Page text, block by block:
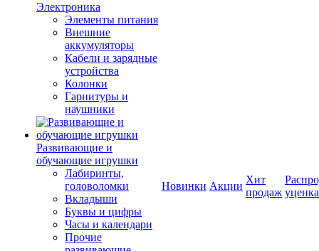
Электроника
Элементы питания
Внешние
аккумуляторы
Кабели и зарядные
устройства
Колонки
Гарнитуры и
наушники
Развивающие и
обучающие игрушки
Лабиринты,
головоломки
Вкладыши
Буквы и цифры
Часы и календари
Прочие
Новинки Акции
Хит
продаж уценка